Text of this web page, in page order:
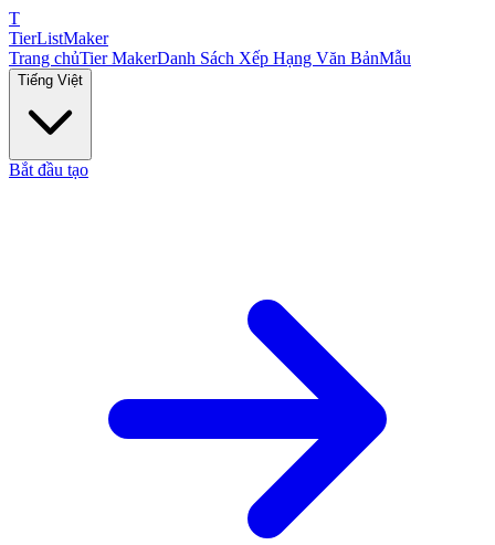
T
TierListMaker
Trang chủTier MakerDanh Sách Xếp Hạng Văn BảnMẫu
Tiếng Việt
Bắt đầu tạo